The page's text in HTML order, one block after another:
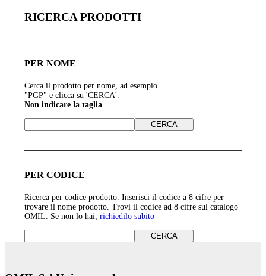
RICERCA PRODOTTI
PER NOME
Cerca il prodotto per nome, ad esempio
"PGP" e clicca su 'CERCA'.
Non indicare la taglia.
PER CODICE
Ricerca per codice prodotto. Inserisci il codice a 8 cifre per
trovare il nome prodotto. Trovi il codice ad 8 cifre sul catalogo
OMIL. Se non lo hai, richiedilo subito